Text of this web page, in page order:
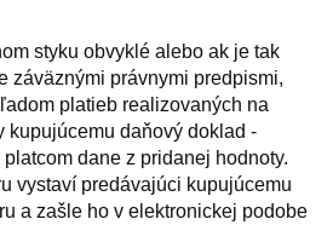
styku obvyklé alebo ak je tak
záväznými právnymi predpismi,
platieb realizovaných na
kupujúcemu daňový doklad -
dane z pridanej hodnoty.
vystaví predávajúci kupujúcemu
a zašle ho v elektronickej podobe